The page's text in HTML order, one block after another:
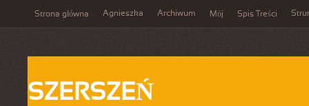
Strona główna Agnieszka Archiwum Mój Spis Treści
SZERSZEŃ